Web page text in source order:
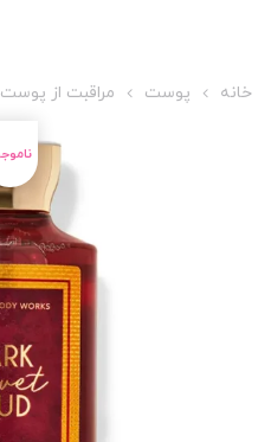
خانه پوست مراقبت از پوست